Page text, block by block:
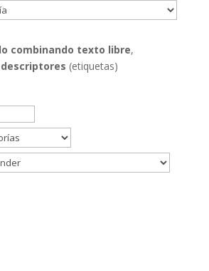
combinando texto libre,
(etiquetas)